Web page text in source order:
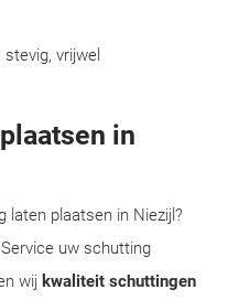
vrijwel
in
laten plaatsen in Niezijl?
uw schutting
wij kwaliteit schuttingen